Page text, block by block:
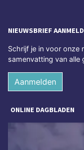
NIEUWSBRIEF
Schrijf je in voor onze
samenvatting van alle
Aanmelden
ONLINE DAGBLADEN